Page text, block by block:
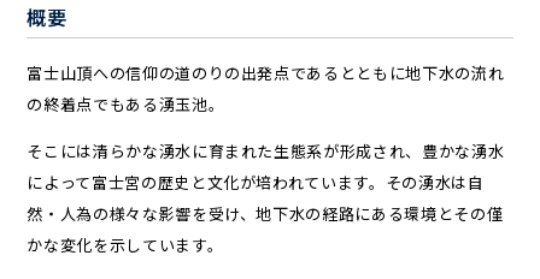
概要
富士山頂への信仰の道のりの出発点であるとともに地下水の流れ
の終着点でもある湧玉池。
そこには清らかな湧水に育まれた生態系が形成され、豊かな湧水
によって富士宮の歴史と文化が培われています。その湧水は自
然・人為の様々な影響を受け、地下水の経路にある環境とその僅
かな変化を示しています。